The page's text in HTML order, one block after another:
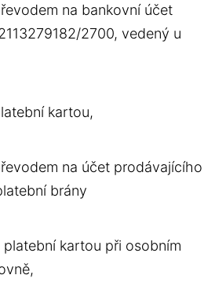
na bankovní účet
2700, vedený u
kartou,
na účet prodávajícího
brány
kartou při osobním